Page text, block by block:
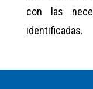
con las
identificadas.